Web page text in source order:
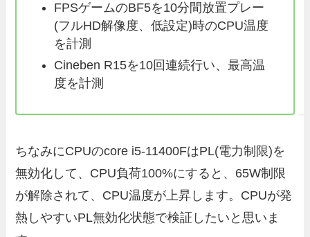
FPSゲームのBF5を10分間放置プレー
(フルHD解像度、低設定)時のCPU温度
を計測
Cineben R15を10回連続行い、最高温
度を計測
ちなみにCPUのcore i5-11400FはPL(電力制限)を
無効化して、CPU負荷100%にすると、65W制限
が解除されて、CPU温度が上昇します。CPUが発
熱しやすいPL無効化状態で検証したいと思いま